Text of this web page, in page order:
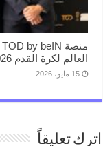
العالم لكرة القدم FIFA™ 2026 القادمة للجمهور التونسي
15 مايو، 2026
اترك تعليقاً